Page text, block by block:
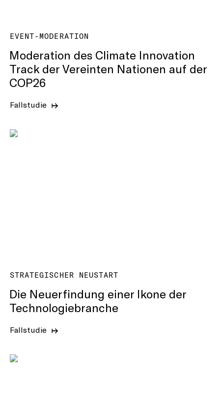
EVENT-MODERATION
Moderation des Climate Innovation
Track der Vereinten Nationen auf der
COP26
Fallstudie
STRATEGISCHER NEUSTART
Die Neuerfindung einer Ikone der
Technologiebranche
Fallstudie